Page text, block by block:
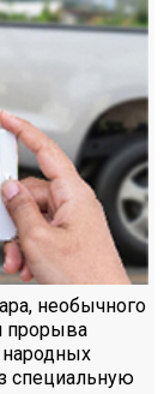
необычного
прорыва
народных
специальную